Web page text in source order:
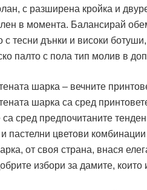
с разширена кройка и
в момента. Балансирай
с тесни дънки и високи
палто с пола тип молив в
шарка – вечните
шарка са сред
са сред предпочитаните
пастелни цветови
от своя страна, внася
избори за дамите, които